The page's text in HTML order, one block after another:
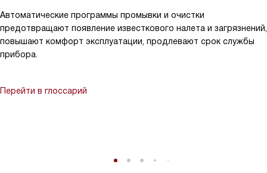
Автоматические программы промывки и очистки
предотвращают появление известкового налета и загрязнений,
повышают комфорт эксплуатации, продлевают срок службы
прибора.
Перейти в глоссарий